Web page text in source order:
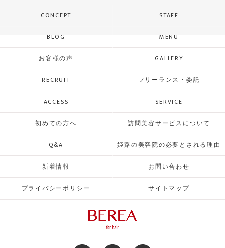
CONCEPT STAFF
BLOG MENU
お客様の声 GALLERY
RECRUIT フリーランス・委託
ACCESS SERVICE
初めての方へ 訪問美容サービスについて
Q&A 姫路の美容院の必要とされる理由
新着情報 お問い合わせ
プライバシーポリシー サイトマップ